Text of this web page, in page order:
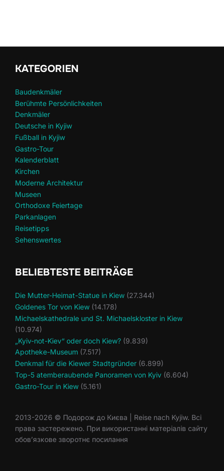
KATEGORIEN
Baudenkmäler
Berühmte Persönlichkeiten
Denkmäler
Deutsche in Kyjiw
Fußball in Kyjiw
Gastro-Tour
Kalenderblatt
Kirchen
Moderne Architektur
Museen
Orthodoxe Feiertage
Parkanlagen
Reisetipps
Sehenswertes
BELIEBTESTE BEITRÄGE
Die Mutter-Heimat-Statue in Kiew (27.344)
Goldenes Tor von Kiew (14.178)
Michaelskathedrale und St. Michaelskloster in Kiew
(10.974)
„Kyiv-not-Kiev“ oder doch Kiew? (9.839)
Apotheke-Museum (7.517)
Denkmal für die Kiewer Stadtgründer (6.899)
Top-5 atemberaubende Panoramen von Kyiv (6.604)
Gastro-Tour in Kiew (5.161)
2013-2026 © Подорож до Києва | Reise nach Kyjiw. Всі
права застережено. При використанні матеріалів сайту
обов’язкове зворотнє посилання